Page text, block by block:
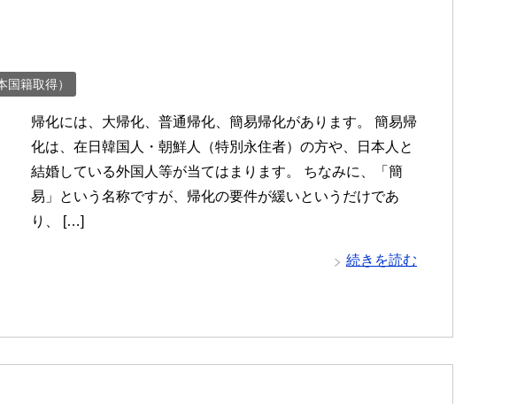
国籍取得）
帰化には、大帰化、普通帰化、簡易帰化があります。 簡易帰
化は、在日韓国人・朝鮮人（特別永住者）の方や、日本人と
結婚している外国人等が当てはまります。 ちなみに、「簡
易」という名称ですが、帰化の要件が緩いというだけであ
り、 […]
続きを読む